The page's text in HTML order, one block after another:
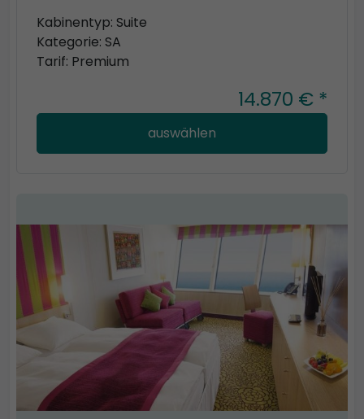
Kabinentyp: Suite
Kategorie: SA
Tarif: Premium
14.870 € *
auswählen